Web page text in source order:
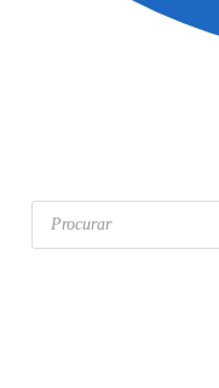
Pesquisar
produtos